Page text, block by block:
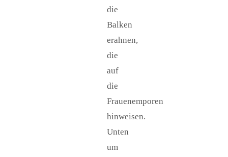
die
Balken
erahnen,
die
auf
die
Frauenemporen
hinweisen.
Unten
um